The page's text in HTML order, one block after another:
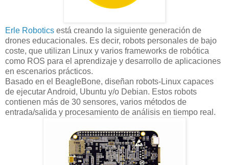
Erle Robotics está creando la siguiente generación de
drones educacionales. Es decir, robots personales de bajo
coste, que utilizan Linux y varios frameworks de robótica
como ROS para el aprendizaje y desarrollo de aplicaciones
en escenarios prácticos.
Basado en el BeagleBone, diseñan robots-Linux capaces
de ejecutar Android, Ubuntu y/o Debian. Estos robots
contienen más de 30 sensores, varios métodos de
entrada/salida y procesamiento de análisis en tiempo real.